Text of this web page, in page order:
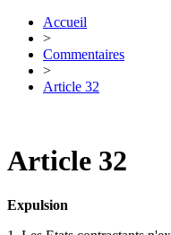
Accueil
>
Commentaires
>
Article 32
Article 32
Expulsion